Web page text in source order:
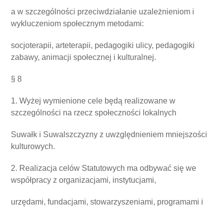
a w szczególności przeciwdziałanie uzależnieniom i
wykluczeniom społecznym metodami:
socjoterapii, arteterapii, pedagogiki ulicy, pedagogiki
zabawy, animacji społecznej i kulturalnej.
§ 8
1. Wyżej wymienione cele będą realizowane w
szczególności na rzecz społeczności lokalnych
Suwałk i Suwalszczyzny z uwzględnieniem mniejszości
kulturowych.
2. Realizacja celów Statutowych ma odbywać się we
współpracy z organizacjami, instytucjami,
urzędami, fundacjami, stowarzyszeniami, programami i